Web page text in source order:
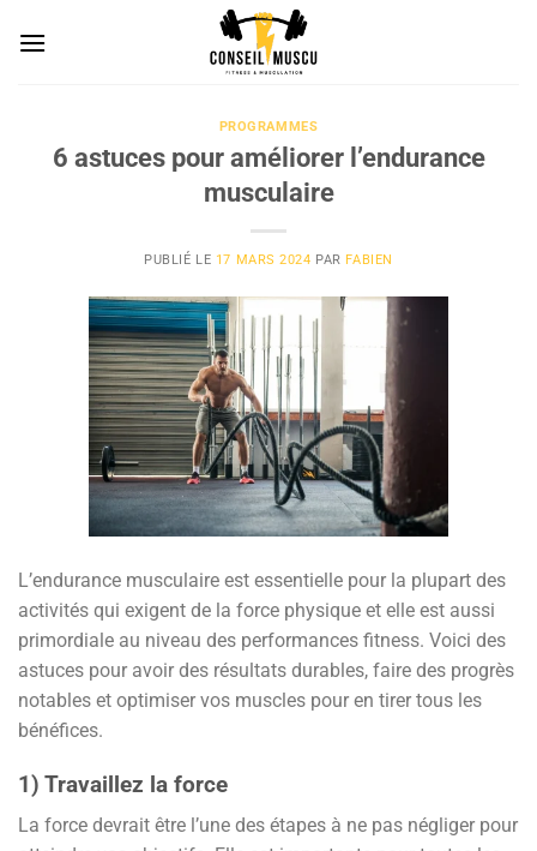
PROGRAMMES
6 astuces pour améliorer l’endurance
musculaire
PUBLIÉ LE 17 MARS 2024 PAR FABIEN
L’endurance musculaire est essentielle pour la plupart des
activités qui exigent de la force physique et elle est aussi
primordiale au niveau des performances fitness. Voici des
astuces pour avoir des résultats durables, faire des progrès
notables et optimiser vos muscles pour en tirer tous les
bénéfices.
1) Travaillez la force
La force devrait être l’une des étapes à ne pas négliger pour